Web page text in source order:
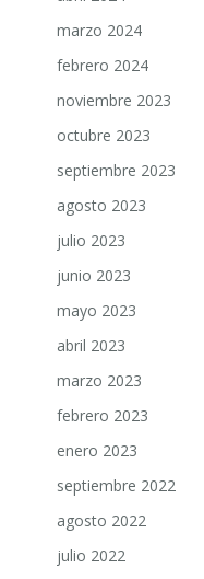
marzo 2024
febrero 2024
noviembre 2023
octubre 2023
septiembre 2023
agosto 2023
julio 2023
junio 2023
mayo 2023
abril 2023
marzo 2023
febrero 2023
enero 2023
septiembre 2022
agosto 2022
julio 2022